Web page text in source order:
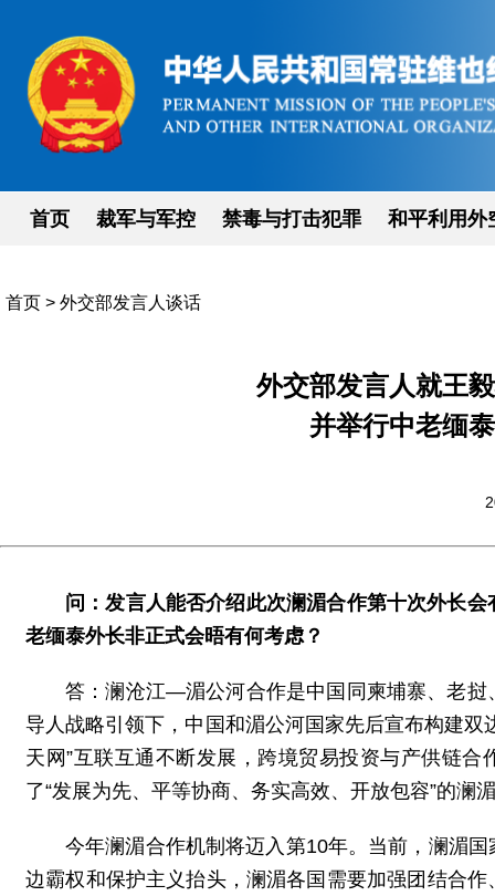
首页 裁军与军控 禁毒与打击犯罪 和平利用外
首页 > 外交部发言人谈话
外交部发言人就王
并举行中老缅
问：发言人能否介绍此次澜湄合作第十次外长
老缅泰外长非正式会晤有何考虑？
答：澜沧江—湄公河合作是中国同柬埔寨、老
导人战略引领下，中国和湄公河国家先后宣布构建
天网”互联互通不断发展，跨境贸易投资与产供链
了“发展为先、平等协商、务实高效、开放包容”的
今年澜湄合作机制将迈入第10年。当前，澜湄
边霸权和保护主义抬头，澜湄各国需要加强团结合